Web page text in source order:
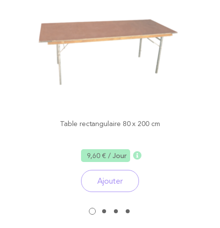
Table rectangulaire 80 x 200 cm
9,60 €/ Jour
Ajouter